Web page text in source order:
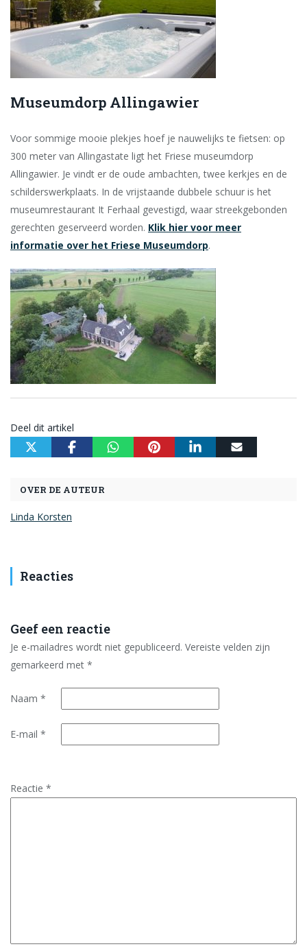
Museumdorp Allingawier
Voor sommige mooie plekjes hoef je nauwelijks te fietsen: op
300 meter van Allingastate ligt het Friese museumdorp
Allingawier. Je vindt er de oude ambachten, twee kerkjes en de
schilderswerkplaats. In de vrijstaande dubbele schuur is het
museumrestaurant It Ferhaal gevestigd, waar streekgebonden
gerechten geserveerd worden. Klik hier voor meer
informatie over het Friese Museumdorp.
Deel dit artikel
OVER DE AUTEUR
Linda Korsten
Reacties
Geef een reactie
Je e-mailadres wordt niet gepubliceerd. Vereiste velden zijn
gemarkeerd met *
Naam *
E-mail *
Reactie *